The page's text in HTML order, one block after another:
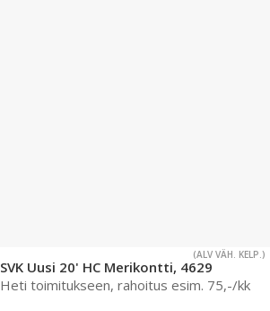
(ALV VÄH. KELP.)
SVK Uusi 20' HC Merikontti, 4629
Heti toimitukseen, rahoitus esim. 75,-/kk